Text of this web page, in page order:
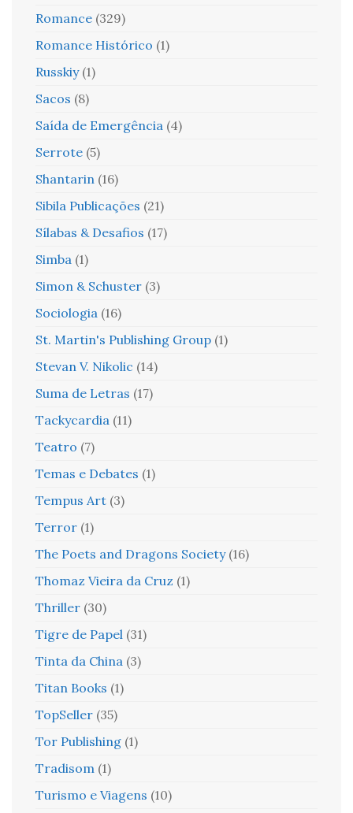
Romance (329)
Romance Histórico (1)
Russkiy (1)
Sacos (8)
Saída de Emergência (4)
Serrote (5)
Shantarin (16)
Sibila Publicações (21)
Sílabas & Desafios (17)
Simba (1)
Simon & Schuster (3)
Sociologia (16)
St. Martin's Publishing Group (1)
Stevan V. Nikolic (14)
Suma de Letras (17)
Tackycardia (11)
Teatro (7)
Temas e Debates (1)
Tempus Art (3)
Terror (1)
The Poets and Dragons Society (16)
Thomaz Vieira da Cruz (1)
Thriller (30)
Tigre de Papel (31)
Tinta da China (3)
Titan Books (1)
TopSeller (35)
Tor Publishing (1)
Tradisom (1)
Turismo e Viagens (10)